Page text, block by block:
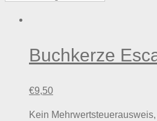
Buchkerze
€9,50
Kein